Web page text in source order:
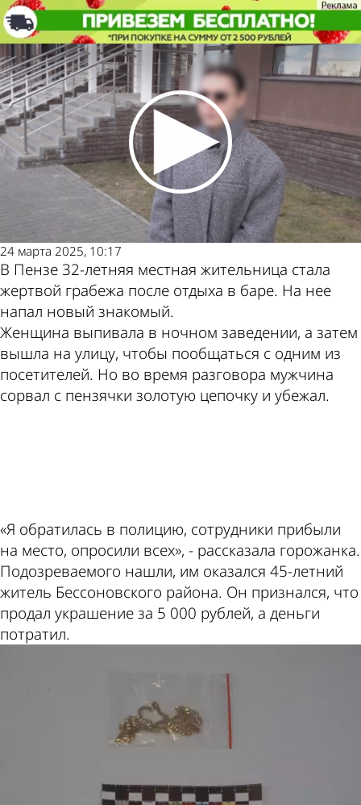
Пензячка стала жертвой грабежа
после знакомства в баре
Криминал
24 марта 2025, 10:17
В Пензе 32-летняя местная жительница стала
жертвой грабежа после отдыха в баре. На нее
напал новый знакомый.
Женщина выпивала в ночном заведении, а затем
вышла на улицу, чтобы пообщаться с одним из
посетителей. Но во время разговора мужчина
сорвал с пензячки золотую цепочку и убежал.
«Я обратилась в полицию, сотрудники прибыли
на место, опросили всех», - рассказала горожанка.
Подозреваемого нашли, им оказался 45-летний
житель Бессоновского района. Он признался, что
продал украшение за 5 000 рублей, а деньги
потратил.
Пензячка стала жертвой грабежа
после знакомства в баре
Криминал
Другие
новости по
теме
Погода и
курсы валют
в Пензе